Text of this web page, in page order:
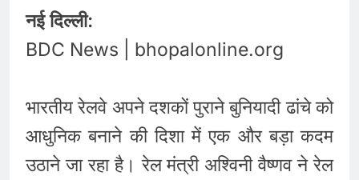
नई दिल्ली:
BDC News | bhopalonline.org
भारतीय रेलवे अपने दशकों पुराने बुनियादी ढांचे को
आधुनिक बनाने की दिशा में एक और बड़ा कदम
उठाने जा रहा है। रेल मंत्री अश्विनी वैष्णव ने रेल